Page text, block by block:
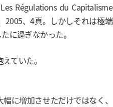
Régulations du Capitalisme
2005、4頁。しかしそれは極端
に過ぎなかった。
ていた。
に増加させただけではなく、